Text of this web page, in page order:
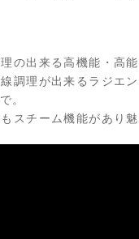
の出来る高機能・高
調理が出来るラジエ
。
スチーム機能があり魅